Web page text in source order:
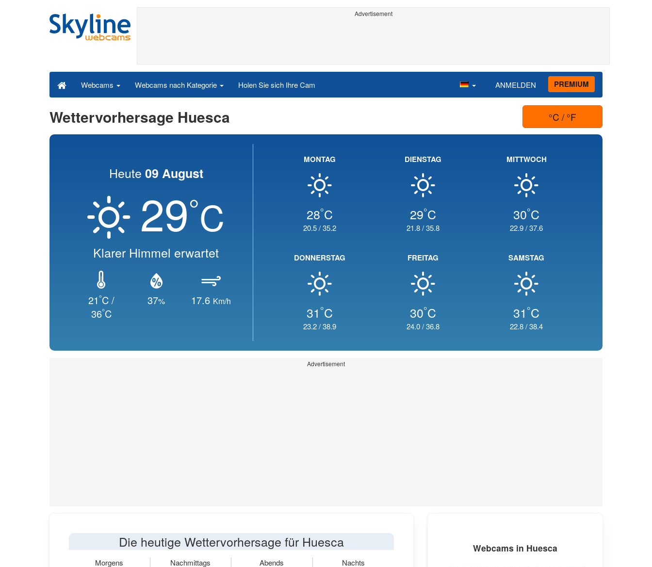
Advertisement
Webcams Webcams nach Kategorie Holen Sie sich Ihre Cam ANMELDEN PREMIUM
Wettervorhersage Huesca °C / °F
Heute 09 August
29°C
Klarer Himmel erwartet
21°C /
36°C
37% 17.6 Km/h
MONTAG
28°C
20.5/35.2
DIENSTAG
29°C
21.8/35.8
MITTWOCH
30°C
22.9/37.6
DONNERSTAG
31 °C
23.2/38.9
FREITAG
30°C
24.0/36.8
SAMSTAG
31 °C
22.8/38.4
Advertisement
Die heutige Wettervorhersage für Huesca
Morgens Nachmittags Abends Nachts
Webcams in Huesca